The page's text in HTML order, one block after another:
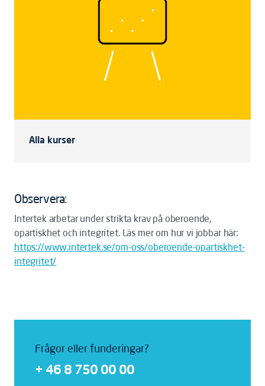
Alla kurser
Observera:
Intertek arbetar under strikta krav på oberoende,
opartiskhet och integritet. Läs mer om hur vi jobbar här:
https://www.intertek.se/om-oss/oberoende-opartiskhet-
integritet/
Frågor eller funderingar?
+ 46 8 750 00 00